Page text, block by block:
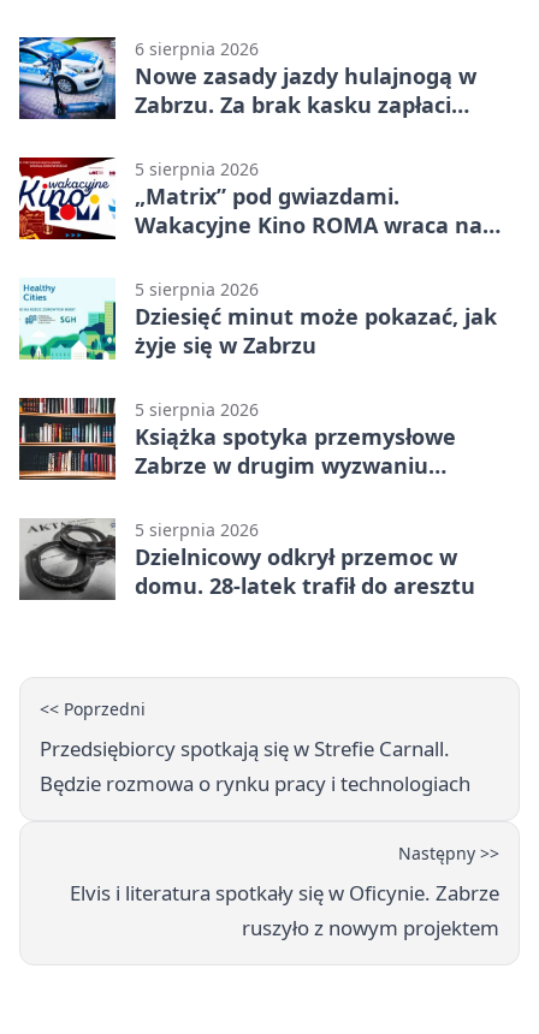
6 sierpnia 2026
Nowe zasady jazdy hulajnogą w
Zabrzu. Za brak kasku zapłaci
5 sierpnia 2026
„Matrix” pod gwiazdami.
Wakacyjne Kino ROMA wraca na
5 sierpnia 2026
Dziesięć minut może pokazać, jak
żyje się w Zabrzu
5 sierpnia 2026
Książka spotyka przemysłowe
Zabrze w drugim wyzwaniu
5 sierpnia 2026
Dzielnicowy odkrył przemoc w
domu. 28-latek trafił do aresztu
<< Poprzedni
Przedsiębiorcy spotkają się w Strefie Carnall.
Będzie rozmowa o rynku pracy i technologiach
Następny >>
Elvis i literatura spotkały się w Oficynie. Zabrze
ruszyło z nowym projektem